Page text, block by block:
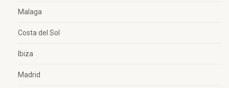
Malaga
Costa del Sol
Ibiza
Madrid